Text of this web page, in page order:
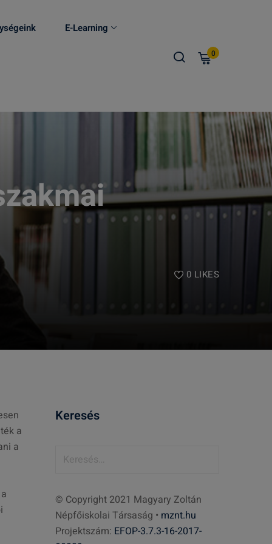
E-Learning
0
0 LIKES
a
a
Keresés
e
s
é
© Copyright 2021 Magyary Zoltán
Népfőiskolai Társaság • mznt.hu
Projektszám: EFOP-3.7.3-16-2017-